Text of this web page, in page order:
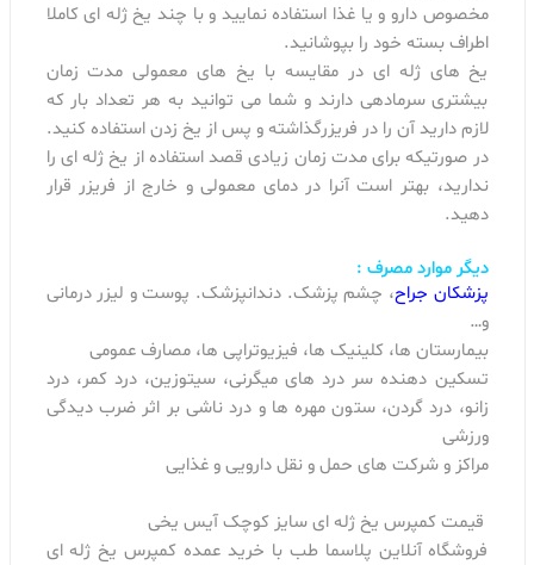
مخصوص دارو و یا غذا استفاده نمایید و با چند یخ ژله ای کاملا
اطراف بسته خود را بپوشانید.
یخ های ژله ای در مقایسه با یخ های معمولی مدت زمان
بیشتری سرمادهی دارند و شما می توانید به هر تعداد بار که
لازم دارید آن را در فریزرگذاشته و پس از یخ زدن استفاده کنید.
در صورتیکه برای مدت زمان زیادی قصد استفاده از یخ ژله ای را
ندارید، بهتر است آنرا در دمای معمولی و خارج از فریزر قرار
دهید.
دیگر موارد مصرف :
پزشکان جراح، چشم پزشک. دندانپزشک. پوست و لیزر درمانی
و…
بیمارستان ها، کلینیک ها، فیزیوتراپی ها، مصارف عمومی
تسکین دهنده سر درد های میگرنی، سیتوزین، درد کمر، درد
زانو، درد گردن، ستون مهره ها و درد ناشی بر اثر ضرب دیدگی
ورزشی
مراکز و شرکت های حمل و نقل دارویی و غذایی
قیمت کمپرس یخ ژله ای سایز کوچک آیس یخی
فروشگاه آنلاین پلاسما طب با خرید عمده کمپرس یخ ژله ای